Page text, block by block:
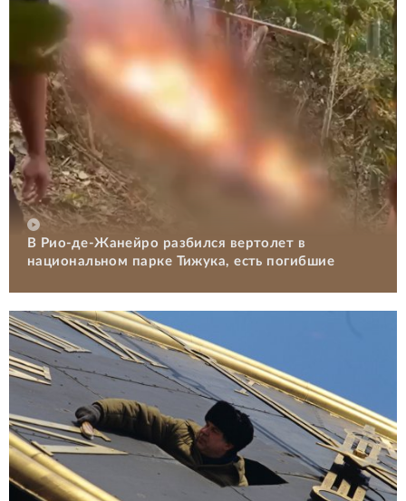
В Рио-де-Жанейро разбился вертолет в
национальном парке Тижука, есть погибшие